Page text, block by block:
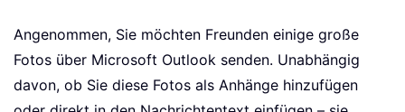
Angenommen, Sie möchten Freunden einige große
Fotos über Microsoft Outlook senden. Unabhängig
davon, ob Sie diese Fotos als Anhänge hinzufügen